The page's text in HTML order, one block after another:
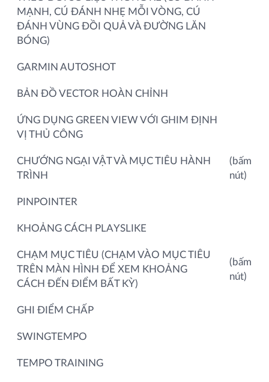
MẠNH, CÚ ĐÁNH NHẸ MỖI VÒNG, CÚ
ĐÁNH VÙNG ĐỒI QUẢ VÀ ĐƯỜNG LĂN
BÓNG)
GARMIN AUTOSHOT
BẢN ĐỒ VECTOR HOÀN CHỈNH
ỨNG DỤNG GREEN VIEW VỚI GHIM ĐỊNH
VỊ THỦ CÔNG
CHƯỚNG NGẠI VẬT VÀ MỤC TIÊU HÀNH
TRÌNH
(bấm
nút)
PINPOINTER
KHOẢNG CÁCH PLAYSLIKE
CHẠM MỤC TIÊU (CHẠM VÀO MỤC TIÊU
TRÊN MÀN HÌNH ĐỂ XEM KHOẢNG
CÁCH ĐẾN ĐIỂM BẤT KỲ)
(bấm
nút)
GHI ĐIỂM CHẤP
SWINGTEMPO
TEMPO TRAINING